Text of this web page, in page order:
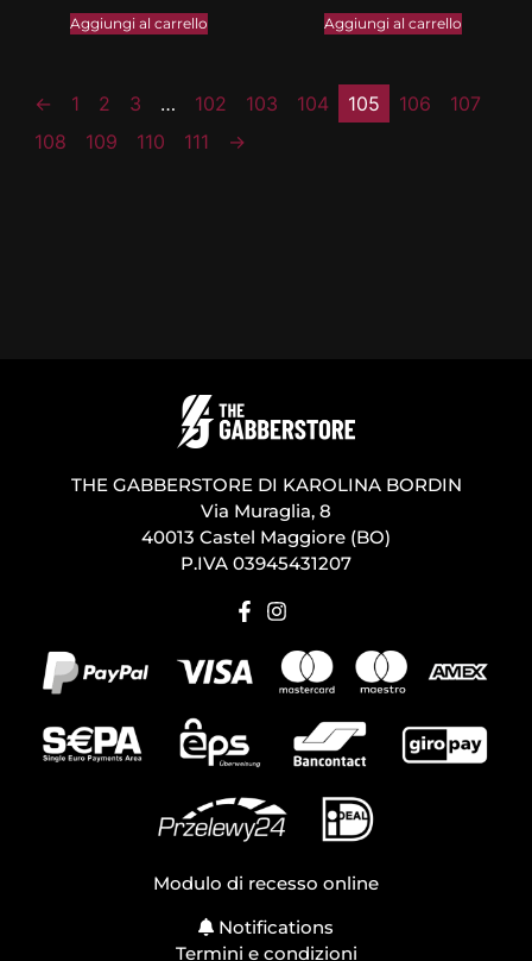
Aggiungi al carrello Aggiungi al carrello
← 1 2 3 … 102 103 104 105 106
107
108
109 110 111 →
THE GABBERSTORE DI KAROLINA BORDIN
Via Muraglia, 8
40013 Castel Maggiore (BO)
P.IVA 03945431207
Modulo di recesso online
Notifications
Termini e condizioni